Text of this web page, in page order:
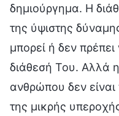
δημιούργημα. Η
της ύψιστης
μπορεί ή δεν
διάθεσή Του. Αλλά
ανθρώπου δεν
της μικρής